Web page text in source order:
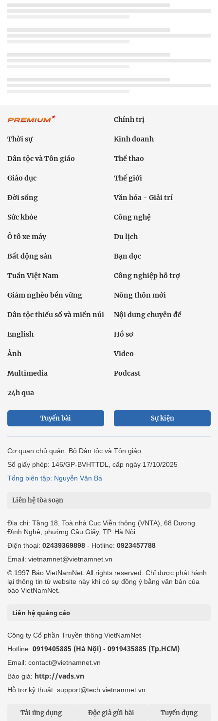
Chính trị
Thời sự Kinh doanh
Dân tộc và Tôn giáo Thể thao
Giáo dục Thế giới
Đời sống Văn hóa - Giải trí
Sức khỏe Công nghệ
Ô tô xe máy Du lịch
Bất động sản Bạn đọc
Tuần Việt Nam Công nghiệp hỗ trợ
Giảm nghèo bền vững Nông thôn mới
Dân tộc thiểu số và miền núi Nội dung chuyên đề
English Hồ sơ
Ảnh Video
Multimedia Podcast
24h qua
Tuyến bài Sự kiện
Cơ quan chủ quản: Bộ Dân tộc và Tôn giáo
Số giấy phép: 146/GP-BVHTTDL, cấp ngày 17/10/2025
Tổng biên tập: Nguyễn Văn Bá
Liên hệ tòa soạn
Địa chỉ: Tầng 18, Toà nhà Cục Viễn thông (VNTA), 68 Dương
Đình Nghệ, phường Cầu Giấy, TP. Hà Nội.
Điện thoại: 02439369898 - Hotline: 0923457788
Email: vietnamnet@vietnamnet.vn
© 1997 Báo VietNamNet. All rights reserved. Chỉ được phát hành
lại thông tin từ website này khi có sự đồng ý bằng văn bản của
báo VietNamNet.
Liên hệ quảng cáo
Công ty Cổ phần Truyền thông VietNamNet
Hotline: 0919405885 (Hà Nội) - 0919435885 (Tp.HCM)
Email: contact@vietnamnet.vn
Báo giá: http://vads.vn
Hỗ trợ kỹ thuật: support@tech.vietnamnet.vn
Tải ứng dụng Độc giả gửi bài Tuyển dụng